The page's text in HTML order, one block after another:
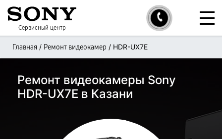
Сервисный центр
Главная / Ремонт видеокамер / HDR-UX7E
Ремонт видеокамеры Sony
HDR-UX7E в Казани